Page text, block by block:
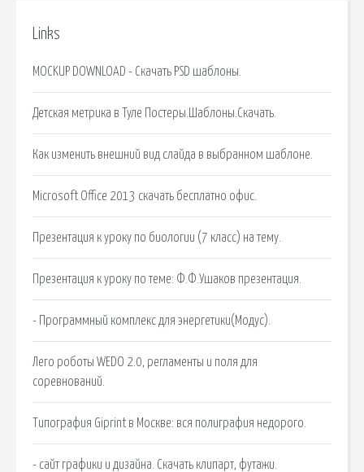
Links
MOCKUP DOWNLOAD - Скачать PSD шаблоны.
Детская метрика в Туле Постеры.Шаблоны.Скачать.
Как изменить внешний вид слайда в выбранном шаблоне.
Microsoft Office 2013 скачать бесплатно офис.
Презентация к уроку по биологии (7 класс) на тему.
Презентация к уроку по теме: Ф.Ф.Ушаков презентация.
- Программный комплекс для энергетики(Модус).
Лего роботы WEDO 2.0, регламенты и поля для
соревнований.
Типография Giprint в Москве: вся полиграфия недорого.
- сайт графики и дизайна. Скачать клипарт, футажи.